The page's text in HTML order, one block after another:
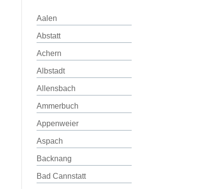
Aalen
Abstatt
Achern
Albstadt
Allensbach
Ammerbuch
Appenweier
Aspach
Backnang
Bad Cannstatt